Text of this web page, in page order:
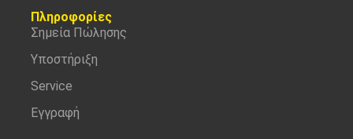
Πληροφορίες
Σημεία Πώλησης
Υποστήριξη
Service
Εγγραφή